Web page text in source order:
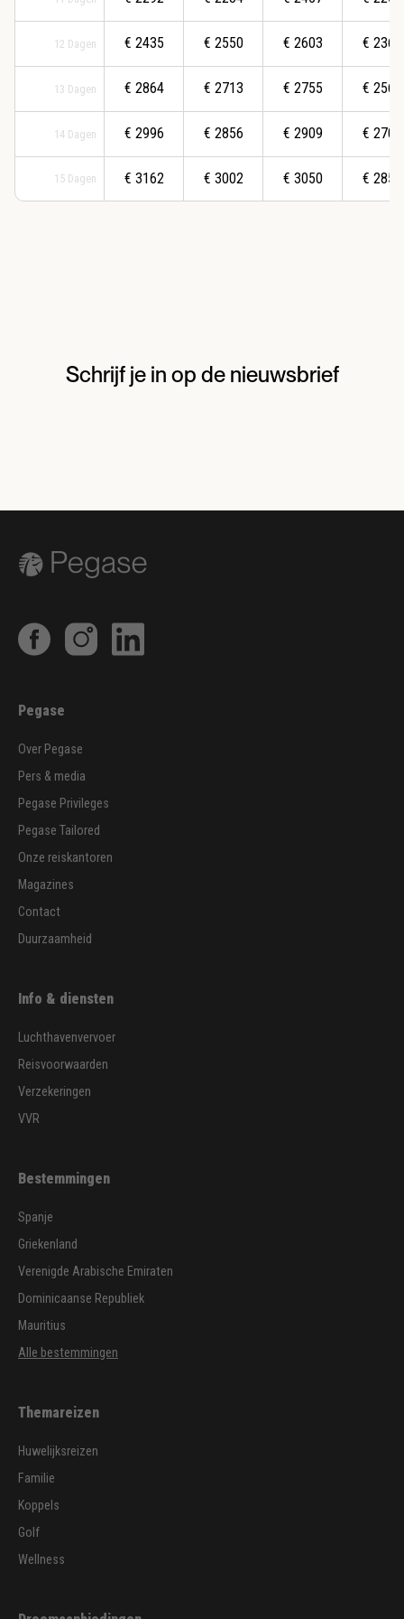
12 Dagen
13 Dagen
14 Dagen
15 Dagen
€ 2435
€ 2864
€ 2996
€ 3162
€ 2550
€ 2713
€ 2856
€ 3002
€ 2603
€ 2755
€ 2909
€ 3050
€ 2361
€ 2562
€ 2708
€ 2858
Schrijf je in op de nieuwsbrief
Pegase
Over Pegase
Pers & media
Pegase Privileges
Pegase Tailored
Onze reiskantoren
Magazines
Contact
Duurzaamheid
Info & diensten
Luchthavenvervoer
Reisvoorwaarden
Verzekeringen
VVR
Bestemmingen
Spanje
Griekenland
Verenigde Arabische Emiraten
Dominicaanse Republiek
Mauritius
Alle bestemmingen
Themareizen
Huwelijksreizen
Familie
Koppels
Golf
Wellness